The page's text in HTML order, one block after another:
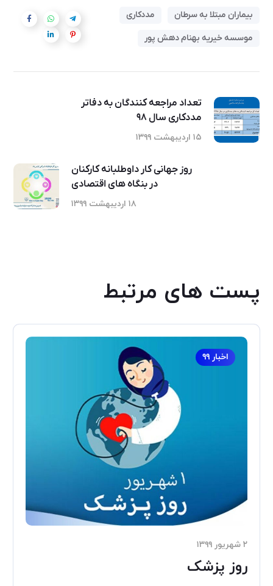
بیماران مبتلا به سرطان
مددکاری
موسسه خیریه بهنام دهش پور
تعداد مراجعه کنندگان به دفاتر
مددکاری سال ۹۸
۱۵ اردیبهشت ۱۳۹۹
روز جهانی کار داوطلبانه کارکنان
در بنگاه های اقتصادی
۱۸ اردیبهشت ۱۳۹۹
پست های مرتبط
اخبار ۹۹
۲ شهریور ۱۳۹۹
روز پزشک